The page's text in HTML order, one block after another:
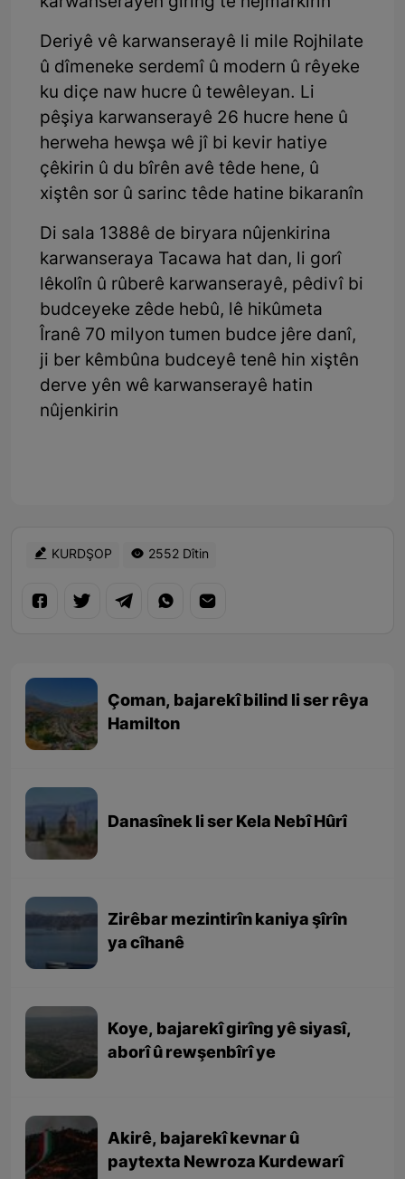
Deriyê vê karwanserayê li mile Rojhilate
û dîmeneke serdemî û modern û rêyeke
ku diçe naw hucre û tewêleyan. Li
pêşiya karwanserayê 26 hucre hene û
herweha hewşa wê jî bi kevir hatiye
çêkirin û du bîrên avê têde hene, û
xiştên sor û sarinc têde hatine bikaranîn
Di sala 1388ê de biryara nûjenkirina
karwanseraya Tacawa hat dan, li gorî
lêkolîn û rûberê karwanserayê, pêdivî bi
budceyeke zêde hebû, lê hikûmeta
Îranê 70 milyon tumen budce jêre danî,
ji ber kêmbûna budceyê tenê hin xiştên
derve yên wê karwanserayê hatin
nûjenkirin
KURDŞOP 2552 Dîtin
Çoman, bajarekî bilind li ser rêya
Hamilton
Danasînek li ser Kela Nebî Hûrî
Zirêbar mezintirîn kaniya şîrîn
ya cîhanê
Koye, bajarekî girîng yê siyasî,
aborî û rewşenbîrî ye
Akirê, bajarekî kevnar û
paytexta Newroza Kurdewarî